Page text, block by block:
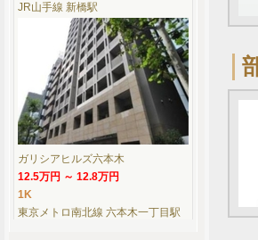
JR山手線 新橋駅
ガリシアヒルズ六本木
12.5万円 ～ 12.8万円
1K
東京メトロ南北線 六本木一丁目駅